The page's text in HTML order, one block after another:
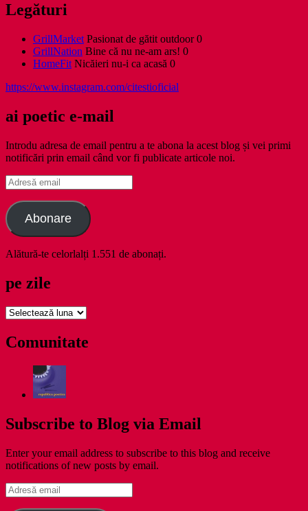
Legături
GrillMarket Pasionat de gătit outdoor 0
GrillNation Bine că nu ne-am ars! 0
HomeFit Nicăieri nu-i ca acasă 0
https://www.instagram.com/citestioficial
ai poetic e-mail
Introdu adresa de email pentru a te abona la acest blog și vei primi
notificări prin email când vor fi publicate articole noi.
Adresă
email
Abonare
Alătură-te celorlalți 1.551 de abonați.
pe zile
pe
Comunitate
Subscribe to Blog via Email
Enter your email address to subscribe to this blog and receive
notifications of new posts by email.
Adresă
email